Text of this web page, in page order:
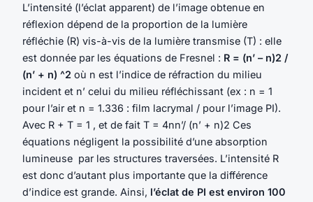
L’intensité (l’éclat apparent) de l’image obtenue en
réflexion dépend de la proportion de la lumière
réfléchie (R) vis-à-vis de la lumière transmise (T) : elle
est donnée par les équations de Fresnel : R = (n’ – n)2 /
(n’ + n) ^2 où n est l’indice de réfraction du milieu
incident et n’ celui du milieu réfléchissant (ex : n = 1
pour l’air et n = 1.336 : film lacrymal / pour l’image PI).
Avec R + T = 1 , et de fait T = 4nn’/ (n’ + n)2 Ces
équations négligent la possibilité d’une absorption
lumineuse par les structures traversées. L’intensité R
est donc d’autant plus importante que la différence
d’indice est grande. Ainsi, l’éclat de PI est environ 100